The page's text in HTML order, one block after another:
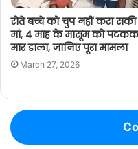
रोते बच्चे को चुप नहीं करा सकी
मां, 4 माह के मासूम को
मार डाला, जानिए पूरा मामला
March 27, 2026